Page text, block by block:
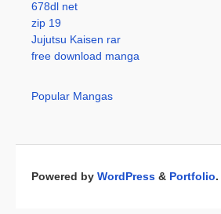
678dl net
zip 19
Jujutsu Kaisen rar
free download manga
Popular Mangas
Powered by WordPress & Portfolio.